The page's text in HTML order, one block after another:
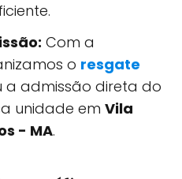
Com a
o resgate
a admissão direta do
unidade em Vila
- MA.